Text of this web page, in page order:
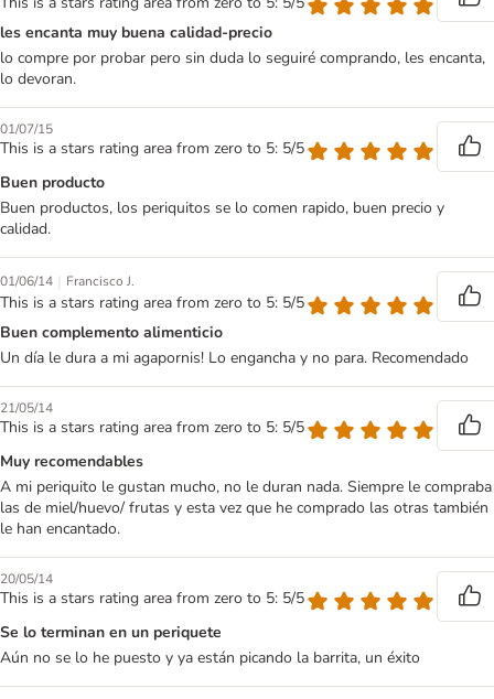
les encanta muy buena calidad-precio
lo compre por probar pero sin duda lo seguiré comprando, les encanta,
lo devoran.
01/07/15
This is a stars rating area from zero to 5: 5/5
Buen producto
Buen productos, los periquitos se lo comen rapido, buen precio y
calidad.
01/06/14 | Francisco J.
This is a stars rating area from zero to 5: 5/5
Buen complemento alimenticio
Un día le dura a mi agapornis! Lo engancha y no para. Recomendado
21/05/14
This is a stars rating area from zero to 5: 5/5
Muy recomendables
A mi periquito le gustan mucho, no le duran nada. Siempre le compraba
las de miel/huevo/ frutas y esta vez que he comprado las otras también
le han encantado.
20/05/14
This is a stars rating area from zero to 5: 5/5
Se lo terminan en un periquete
Aún no se lo he puesto y ya están picando la barrita, un éxito